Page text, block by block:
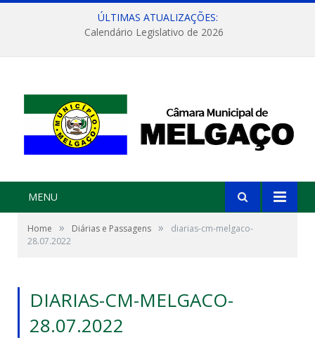
ÚLTIMAS ATUALIZAÇÕES:
Calendário Legislativo de 2026
MENU
Home » Diárias e Passagens »
diarias-cm-melgaco-
28.07.2022
DIARIAS-CM-MELGACO-
28.07.2022